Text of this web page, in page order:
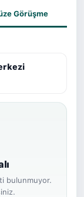
Görüşme
bulunmuyor.